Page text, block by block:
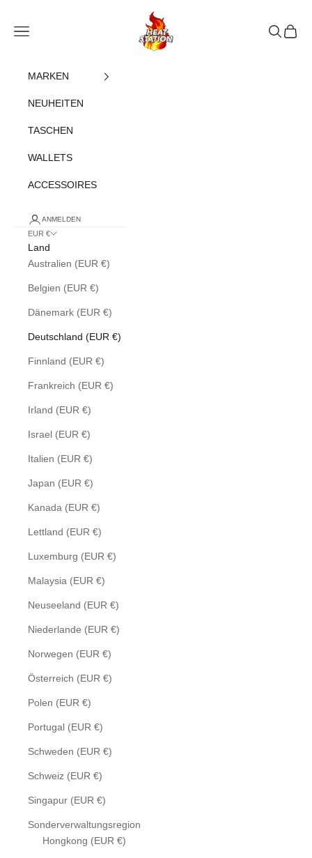
heatstation
Navigationsmenü öffnen
Suche
MARKEN
NEUHEITEN
TASCHEN
WALLETS
ACCESSOIRES
ANMELDEN
EUR €
Land
Australien (EUR €)
Belgien (EUR €)
Dänemark (EUR €)
Deutschland (EUR €)
Finnland (EUR €)
Frankreich (EUR €)
Irland (EUR €)
Israel (EUR €)
Italien (EUR €)
Japan (EUR €)
Kanada (EUR €)
Lettland (EUR €)
Luxemburg (EUR €)
Malaysia (EUR €)
Neuseeland (EUR €)
Niederlande (EUR €)
Norwegen (EUR €)
Österreich (EUR €)
Polen (EUR €)
Portugal (EUR €)
Schweden (EUR €)
Schweiz (EUR €)
Singapur (EUR €)
Sonderverwaltungsregion
Hongkong (EUR €)